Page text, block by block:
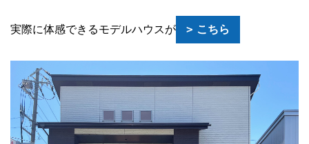
実際に体感できるモデルハウスが こちら